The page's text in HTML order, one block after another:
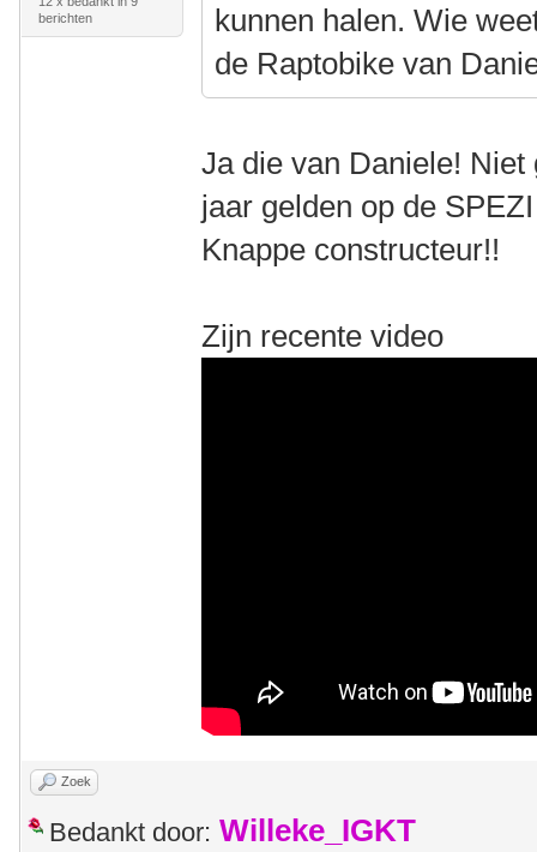
berichten
kunnen halen. Wie
de Raptobike van
Ja die van Daniele!
jaar gelden op de
Knappe constructeur!!
Zijn recente video
Zoek
Bedankt door: Willeke_IGKT